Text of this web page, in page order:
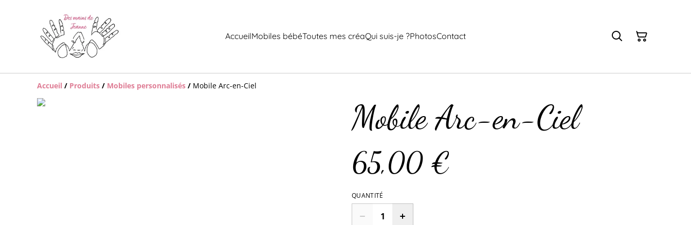
AccueilMobiles bébéToutes mes créaQui suis-je ?PhotosContact
Accueil / Produits / Mobiles personnalisés / Mobile Arc-en-Ciel
Mobile Arc-en-Ciel
65,00 €
QUANTITÉ